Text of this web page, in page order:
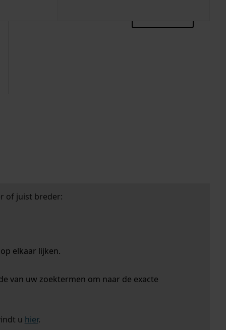
of juist breder:
elkaar lijken.
van uw zoektermen om naar de exacte
u hier.